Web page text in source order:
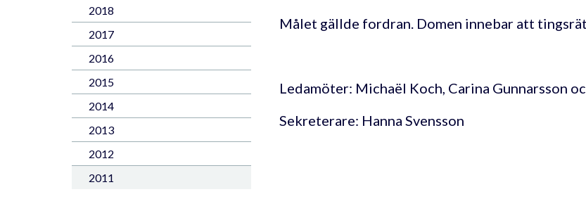
2018
2017
2016
2015
2014
2013
2012
2011
Målet gällde fordran. Domen innebar att
Ledamöter: Michaël Koch, Carina Gunnarsson
Sekreterare: Hanna Svensson